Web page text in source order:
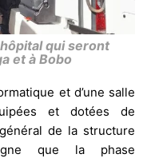
hôpital qui seront
et à Bobo
et d’une salle
et dotées de
de la structure
que la phase